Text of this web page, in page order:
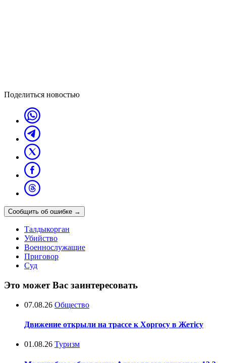
Поделиться новостью
Сообщить об ошибке →
Талдыкорган
Убийство
Военнослужащие
Приговор
Суд
Это может Вас заинтересовать
07.08.26 Общество
Движение открыли на трассе к Хоргосу в Жетісу
01.08.26 Туризм